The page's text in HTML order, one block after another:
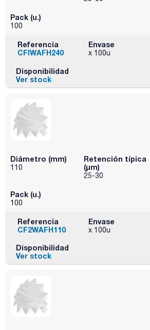
Pack (u.)
100
Referencia
CFIWAFH240
Envase
x 100u
Disponibilidad
Ver stock
Diámetro (mm)
110
Retención típica
(µm)
25-30
Pack (u.)
100
Referencia
CF2WAFH110
Envase
x 100u
Disponibilidad
Ver stock